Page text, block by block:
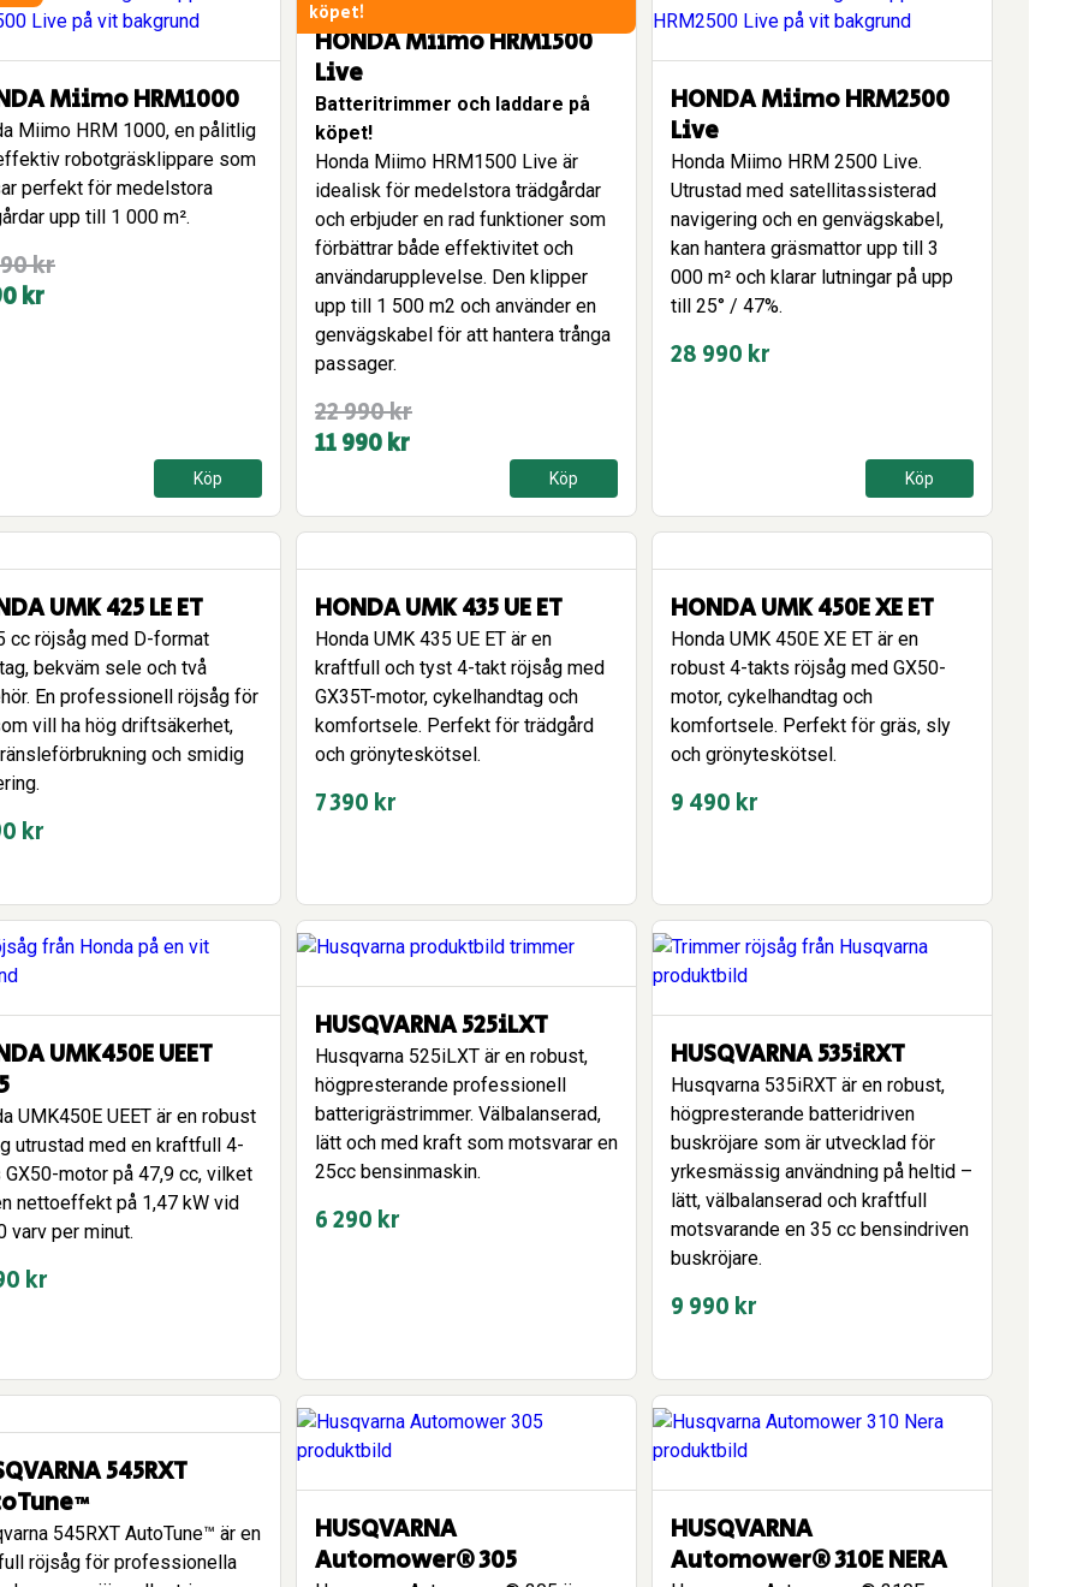
Miimo HRM1000
Miimo HRM 1000, en pålitlig
robotgräsklippare som
perfekt för medelstora
upp till 1 000 m².
kr
kr
Köp
köpet!
HONDA Miimo HRM1500
Live
Batteritrimmer och laddare på
köpet!
Honda Miimo HRM1500 Live är
idealisk för medelstora trädgårdar
och erbjuder en rad funktioner som
förbättrar både effektivitet och
användarupplevelse. Den klipper
upp till 1 500 m2 och använder en
genvägskabel för att hantera trånga
passager.
22 990kr
Det
ursprungliga
22
990 kr.
11 990kr
Det
nuvarande
11
990 kr.
Köp
HONDA Miimo HRM2500
Live
Honda Miimo HRM 2500 Live.
Utrustad med satellitassisterad
navigering och en genvägskabel,
kan hantera gräsmattor upp till 3
000 m² och klarar lutningar på upp
till 25° / 47%.
28 990 kr
Köp
UMK 425 LE ET
cc röjsåg med D-format
bekväm sele och två
En professionell röjsåg för
vill ha hög driftsäkerhet,
och smidig
kr
HONDA UMK 435 UE ET
Honda UMK 435 UE ET är en
kraftfull och tyst 4-takt röjsåg med
GX35T-motor, cykelhandtag och
komfortsele. Perfekt för trädgård
och grönyteskötsel.
7 390 kr
HONDA UMK 450E XE ET
Honda UMK 450E XE ET är en
robust 4-takts röjsåg med GX50-
motor, cykelhandtag och
komfortsele. Perfekt för gräs, sly
och grönyteskötsel.
9 490 kr
UMK450E UEET
UMK450E UEET är en robust
utrustad med en kraftfull 4-
motor på 47,9 cc, vilket
nettoeffekt på 1,47 kW vid
varv per minut.
kr
HUSQVARNA 525iLXT
Husqvarna 525iLXT är en robust,
högpresterande professionell
batterigrästrimmer. Välbalanserad,
lätt och med kraft som motsvarar en
25cc bensinmaskin.
6 290 kr
HUSQVARNA 535iRXT
Husqvarna 535iRXT är en robust,
högpresterande batteridriven
buskröjare som är utvecklad för
yrkesmässig användning på heltid –
lätt, välbalanserad och kraftfull
motsvarande en 35 cc bensindriven
buskröjare.
9 990 kr
545RXT
545RXT AutoTune™ är en
röjsåg för professionella
HUSQVARNA
Automower® 305
HUSQVARNA
Automower® 310E NERA